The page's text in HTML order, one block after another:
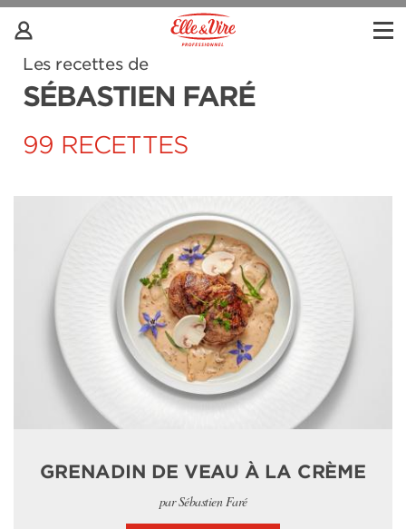
Les recettes de
SÉBASTIEN FARÉ
99 RECETTES
GRENADIN DE VEAU À LA CRÈME
par Sébastien Faré